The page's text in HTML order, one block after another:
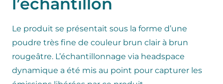
Le produit se présentait sous la forme d’une
poudre très fine de couleur brun clair à brun
rougeâtre. L’échantillonnage via headspace
dynamique a été mis au point pour capturer les